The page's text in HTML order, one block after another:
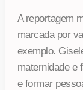
A reportagem
marcada por
exemplo.
maternidade e
e formar